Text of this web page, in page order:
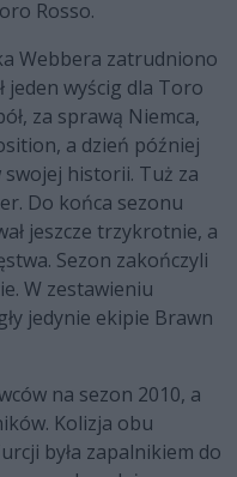
Rosso.
Webbera zatrudniono
jeden wyścig dla Toro
za sprawą Niemca,
a dzień później
historii. Tuż za
Do końca sezonu
jeszcze trzykrotnie, a
Sezon zakończyli
W zestawieniu
jedynie ekipie Brawn
na sezon 2010, a
Kolizja obu
była zapalnikiem do